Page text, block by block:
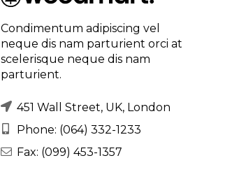
Condimentum adipiscing vel
neque dis nam parturient orci at
scelerisque neque dis nam
parturient.
451 Wall Street, UK, London
Phone: (064) 332-1233
Fax: (099) 453-1357